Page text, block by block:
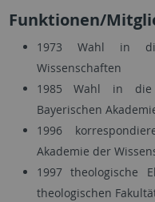
Funktionen/
1973 Wahl in
Wissenschaften
1985 Wahl in die
Bayerischen
1996
Akademie der
1997 theologische
theologischen